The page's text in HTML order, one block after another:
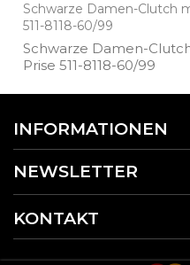
Schwarze Damen-Clutch
511-8118-60/99
Schwarze Damen­-
Prise 511­-8118­-60/99
INFORMATIONEN
NEWSLETTER
KONTAKT